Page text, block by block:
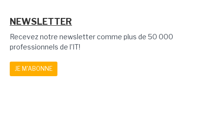
NEWSLETTER
Recevez notre newsletter comme plus de 50 000
professionnels de l'IT!
JE M'ABONNE